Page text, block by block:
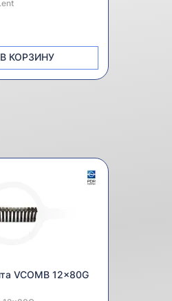
В КОРЗИНУ
VCOMB 12x80G